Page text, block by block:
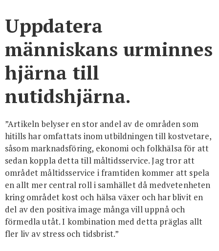
Uppdatera
människans urminnes
hjärna till
nutidshjärna.
”Artikeln belyser en stor andel av de områden som
hitills har omfattats inom utbildningen till kostvetare,
såsom marknadsföring, ekonomi och folkhälsa för att
sedan koppla detta till måltidsservice. Jag tror att
området måltidsservice i framtiden kommer att spela
en allt mer central roll i samhället då medvetenheten
kring området kost och hälsa växer och har blivit en
del av den positiva image många vill uppnå och
förmedla utåt. I kombination med detta präglas allt
fler liv av stress och tidsbrist.”